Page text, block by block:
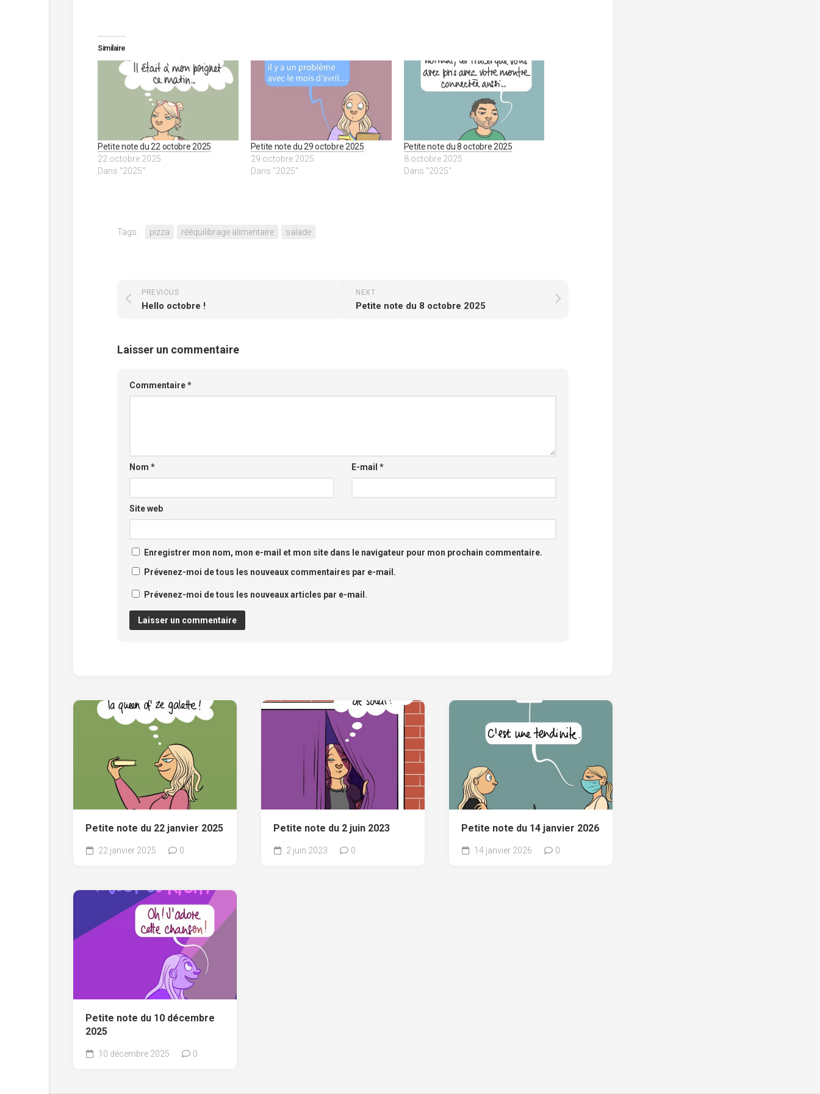
Similaire
Petite note du 22 octobre 2025
22 octobre 2025
Dans "2025"
Petite note du 29 octobre 2025
29 octobre 2025
Dans "2025"
Petite note du 8 octobre 2025
8 octobre 2025
Dans "2025"
Tags: pizza rééquilibrage alimentaire salade
NEXT
Petite note du 8 octobre 2025
PREVIOUS
Hello octobre !
Laisser un commentaire
Commentaire*
Nom * E-mail *
Site web
Enregistrer mon nom, mon e-mail et mon site dans le navigateur pour mon prochain commentaire.
Prévenez-moi de tous les nouveaux commentaires par e-mail.
Prévenez-moi de tous les nouveaux articles par e-mail.
Petite note du 22 janvier 2025
22 janvier 2025 0
Petite note du 2 juin 2023
2 juin 2023 0
Petite note du 14 janvier 2026
14 janvier 2026 0
Petite note du 10 décembre
2025
10 décembre 2025 0